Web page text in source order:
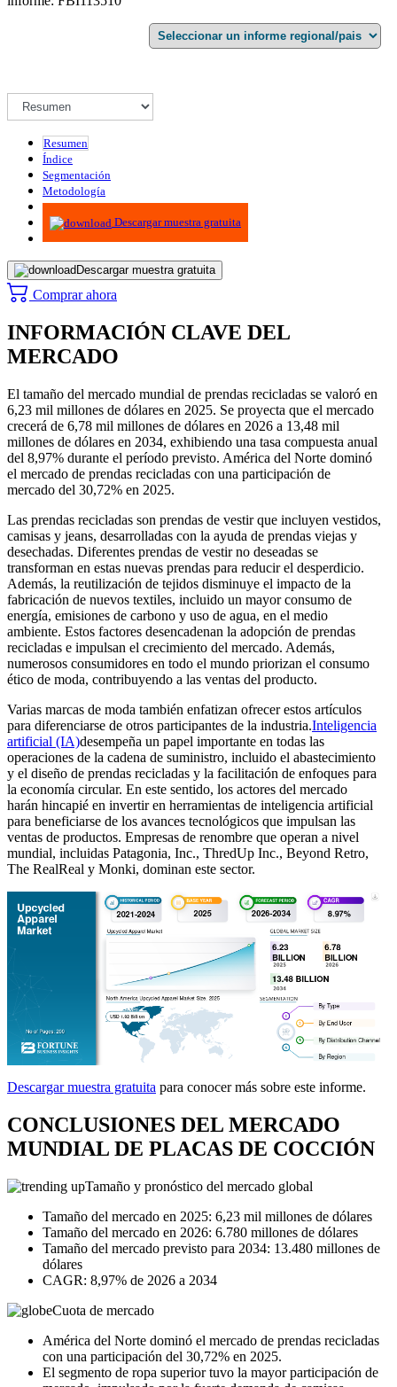
Resumen
Índice
Segmentación
Metodología
Infografías
Descargar muestra gratuita
Descargar muestra gratuita
Comprar ahora
INFORMACIÓN CLAVE DEL
MERCADO
El tamaño del mercado mundial de prendas recicladas se valoró en
6,23 mil millones de dólares en 2025. Se proyecta que el mercado
crecerá de 6,78 mil millones de dólares en 2026 a 13,48 mil
millones de dólares en 2034, exhibiendo una tasa compuesta anual
del 8,97% durante el período previsto. América del Norte dominó
el mercado de prendas recicladas con una participación de
mercado del 30,72% en 2025.
Las prendas recicladas son prendas de vestir que incluyen vestidos,
camisas y jeans, desarrolladas con la ayuda de prendas viejas y
desechadas. Diferentes prendas de vestir no deseadas se
transforman en estas nuevas prendas para reducir el desperdicio.
Además, la reutilización de tejidos disminuye el impacto de la
fabricación de nuevos textiles, incluido un mayor consumo de
energía, emisiones de carbono y uso de agua, en el medio
ambiente. Estos factores desencadenan la adopción de prendas
recicladas e impulsan el crecimiento del mercado. Además,
numerosos consumidores en todo el mundo priorizan el consumo
ético de moda, contribuyendo a las ventas del producto.
Varias marcas de moda también enfatizan ofrecer estos artículos
para diferenciarse de otros participantes de la industria.Inteligencia
artificial (IA)desempeña un papel importante en todas las
operaciones de la cadena de suministro, incluido el abastecimiento
y el diseño de prendas recicladas y la facilitación de enfoques para
la economía circular. En este sentido, los actores del mercado
harán hincapié en invertir en herramientas de inteligencia artificial
para beneficiarse de los avances tecnológicos que impulsan las
ventas de productos. Empresas de renombre que operan a nivel
mundial, incluidas Patagonia, Inc., ThredUp Inc., Beyond Retro,
The RealReal y Monki, dominan este sector.
Descargar muestra gratuita para conocer más sobre este informe.
CONCLUSIONES DEL MERCADO
MUNDIAL DE PLACAS DE COCCIÓN
Tamaño y pronóstico del mercado global
Tamaño del mercado en 2025: 6,23 mil millones de dólares
Tamaño del mercado en 2026: 6.780 millones de dólares
Tamaño del mercado previsto para 2034: 13.480 millones de
dólares
CAGR: 8,97% de 2026 a 2034
Cuota de mercado
América del Norte dominó el mercado de prendas recicladas
con una participación del 30,72% en 2025.
El segmento de ropa superior tuvo la mayor participación de